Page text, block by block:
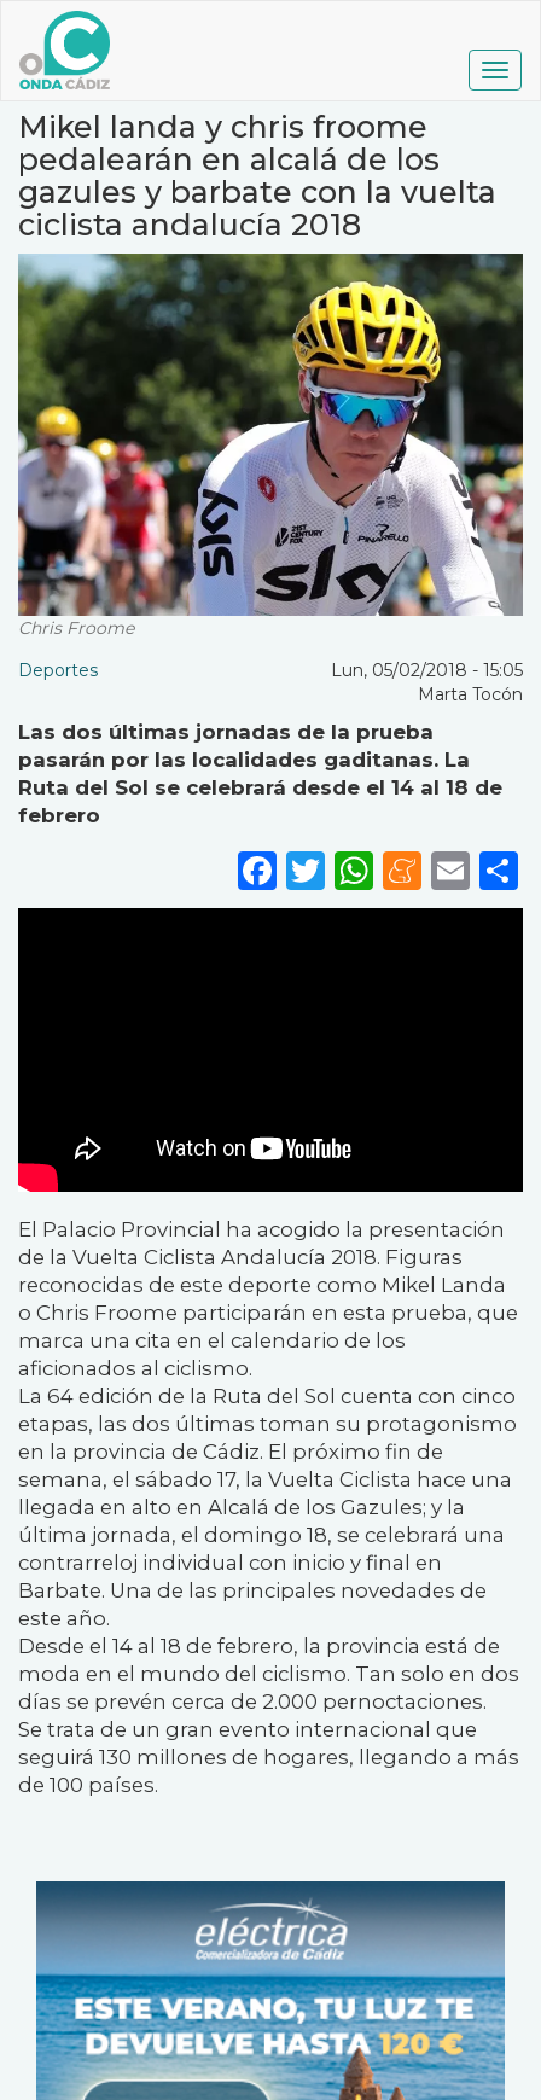
contenido
principal
Mikel landa y chris froome
pedalearán en alcalá de los
gazules y barbate con la vuelta
ciclista andalucía 2018
Chris Froome
Deportes
Lun, 05/02/2018 - 15:05
Marta Tocón
Las dos últimas jornadas de la prueba
pasarán por las localidades gaditanas. La
Ruta del Sol se celebrará desde el 14 al 18 de
febrero
Facebook
Twitter
El Palacio Provincial ha acogido la presentación
de la Vuelta Ciclista Andalucía 2018. Figuras
reconocidas de este deporte como Mikel Landa
o Chris Froome participarán en esta prueba, que
marca una cita en el calendario de los
aficionados al ciclismo.
La 64 edición de la Ruta del Sol cuenta con cinco
etapas, las dos últimas toman su protagonismo
en la provincia de Cádiz. El próximo fin de
semana, el sábado 17, la Vuelta Ciclista hace una
llegada en alto en Alcalá de los Gazules; y la
última jornada, el domingo 18, se celebrará una
contrarreloj individual con inicio y final en
Barbate. Una de las principales novedades de
este año.
Desde el 14 al 18 de febrero, la provincia está de
moda en el mundo del ciclismo. Tan solo en dos
días se prevén cerca de 2.000 pernoctaciones.
Se trata de un gran evento internacional que
seguirá 130 millones de hogares, llegando a más
de 100 países.